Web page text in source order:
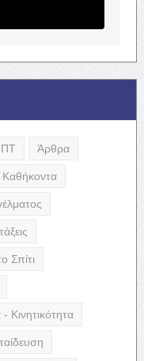
ΠΤ Άρθρα
Καθήκοντα
Σπίτι
Κινητικότητα